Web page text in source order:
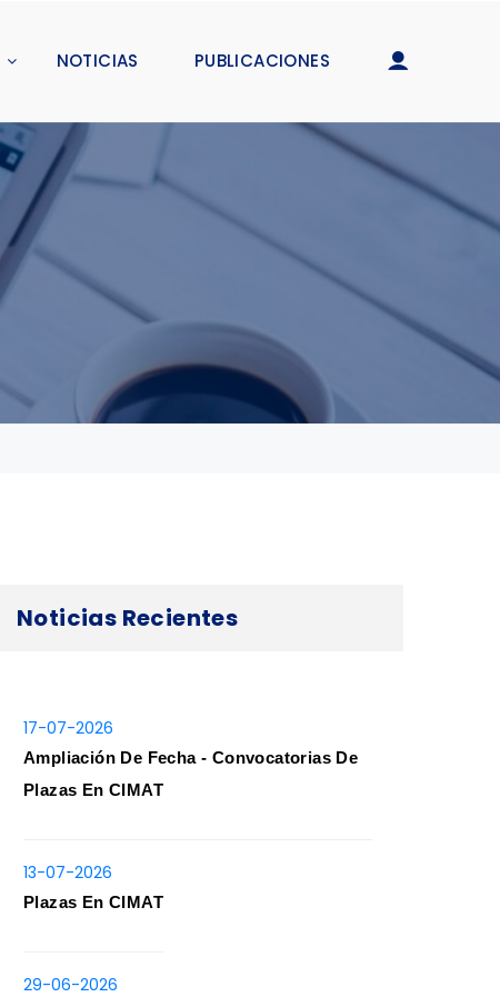
NOTICIAS PUBLICACIONES
Noticias Recientes
17-07-2026
Ampliación De Fecha - Convocatorias De
Plazas En CIMAT
13-07-2026
Plazas En CIMAT
29-06-2026